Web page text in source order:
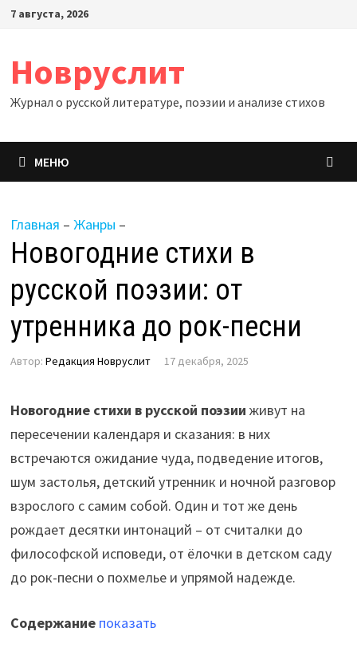
Перейти
7 августа, 2026
Новруслит
Журнал о русской литературе, поэзии и анализе стихов
МЕНЮ
Главная – Жанры –
Новогодние стихи в
русской поэзии: от
утренника до рок-песни
Автор: Редакция Новруслит 17 декабря, 2025
Новогодние стихи в русской поэзии живут на
пересечении календаря и сказания: в них
встречаются ожидание чуда, подведение итогов,
шум застолья, детский утренник и ночной разговор
взрослого с самим собой. Один и тот же день
рождает десятки интонаций – от считалки до
философской исповеди, от ёлочки в детском саду
до рок-песни о похмелье и упрямой надежде.
Содержание показать